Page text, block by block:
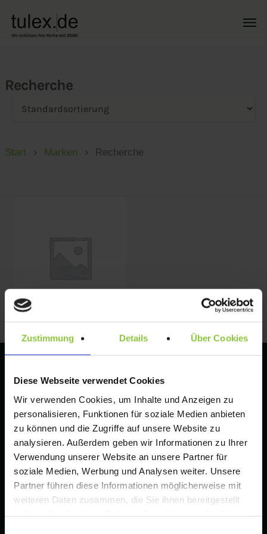
Zustimmung Details Über Cookies
Diese Webseite verwendet Cookies
Wir verwenden Cookies, um Inhalte und Anzeigen zu
personalisieren, Funktionen für soziale Medien anbieten
zu können und die Zugriffe auf unsere Website zu
analysieren. Außerdem geben wir Informationen zu Ihrer
Verwendung unserer Website an unsere Partner für
soziale Medien, Werbung und Analysen weiter. Unsere
Partner führen diese Informationen möglicherweise mit
weiteren Daten zusammen, die Sie ihnen bereitgestellt
Recherche
Start Marken Recherche
Tips zur Gestaltung einer Wort-/Bildmarke
Amazon Brand Registry – Voraussetzungen, Vorteile
und rechtliche Anforderungen für Markeninhaber